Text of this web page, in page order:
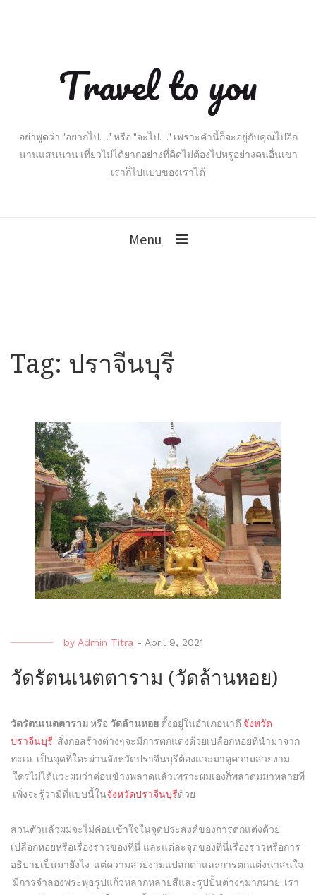
Travel to you
อย่าพูดว่า "อยากไป…" หรือ "จะไป…" เพราะคำนี้ก็จะอยู่กับคุณไปอีก
นานแสนนาน เที่ยวไม่ได้ยากอย่างที่คิดไม่ต้องไปหรูอย่างคนอื่นเขา
เราก็ไปแบบของเราได้
Menu
Tag: ปราจีนบุรี
by Admin Titra - April 9, 2021
วัดรัตนเนตตาราม (วัดล้านหอย)
วัดรัตนเนตตารามหรือ วัดล้านหอย ตั้งอยู่ในอำเภอนาดี จังหวัด
ปราจีนบุรี สิ่งก่อสร้างต่างๆจะมีการตกแต่งด้วยเปลือกหอยที่นำมาจาก
ทะเล เป็นจุดที่ใครผ่านจังหวัดปราจีนบุรีต้องแวะมาดูความสวยงาม
ใครไม่ได้แวะผมว่าค่อนข้างพลาดแล้วเพราะผมเองก็พลาดมมาหลายที
เพิ่งจะรู้ว่ามีที่แบบนี้ในจังหวัดปราจีนบุรีด้วย
ส่วนตัวแล้วผมจะไม่ค่อยเข้าใจในจุดประสงค์ของการตกแต่งด้วย
เปลือกหอยหรือเรื่องราวของที่นี่ และแต่ละจุดของที่นี่เรื่องราวหรือการ
อธิบายเป็นมายังไง แต่ความสวยงามแปลกตาและการตกแต่งน่าสนใจ
มีการจำลองพระพุธรูปแก้วหลากหลายสีและรูปปั้นต่างๆมากมาย เรา